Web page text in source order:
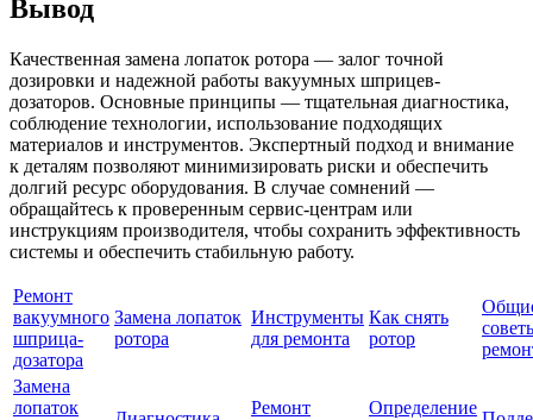
Вывод
Качественная замена лопаток ротора — залог точной
дозировки и надежной работы вакуумных шприцев-
дозаторов. Основные принципы — тщательная диагностика,
соблюдение технологии, использование подходящих
материалов и инструментов. Экспертный подход и внимание
к деталям позволяют минимизировать риски и обеспечить
долгий ресурс оборудования. В случае сомнений —
обращайтесь к проверенным сервис-центрам или
инструкциям производителя, чтобы сохранить эффективность
системы и обеспечить стабильную работу.
Ремонт
вакуумного
шприца-
дозатора
Замена лопаток
ротора
Инструменты
для ремонта
Как снять
ротор
Замена
лопаток
Ремонт
Определение